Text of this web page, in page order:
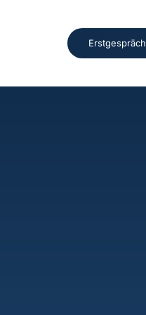
Erstgespräch